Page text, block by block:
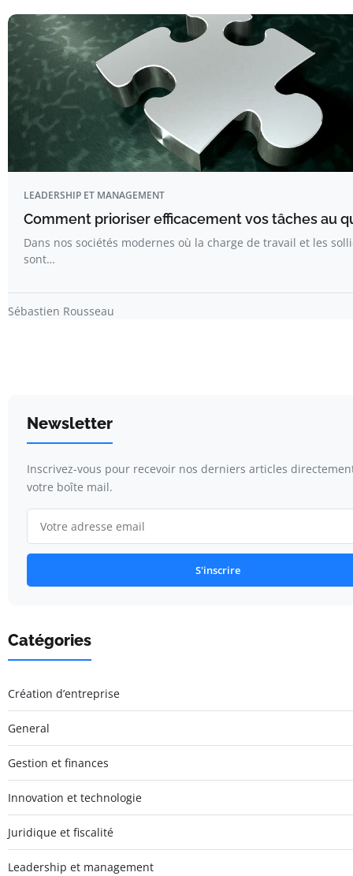
LEADERSHIP ET MANAGEMENT
Comment prioriser efficacement vos tâches au
Dans nos sociétés modernes où la charge de travail et les
sont…
Sébastien Rousseau
Newsletter
Inscrivez-vous pour recevoir nos derniers articles
votre boîte mail.
S'inscrire
Catégories
Création d’entreprise
General
Gestion et finances
Innovation et technologie
Juridique et fiscalité
Leadership et management